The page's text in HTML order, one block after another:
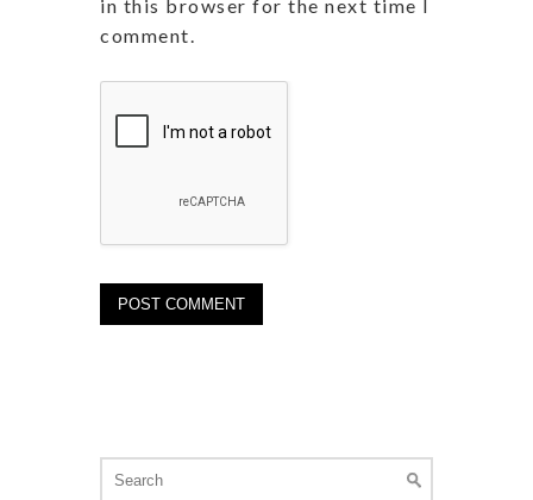
in this browser for the next time I
comment.
for: